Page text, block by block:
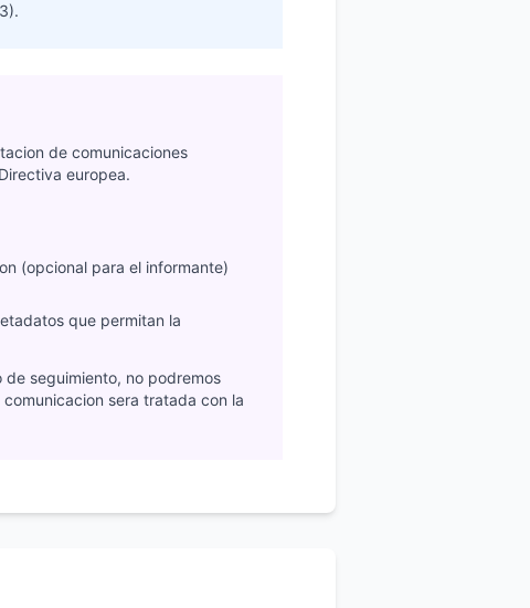
de comunicaciones
europea.
(opcional para el informante)
que permitan la
seguimiento, no podremos
sera tratada con la